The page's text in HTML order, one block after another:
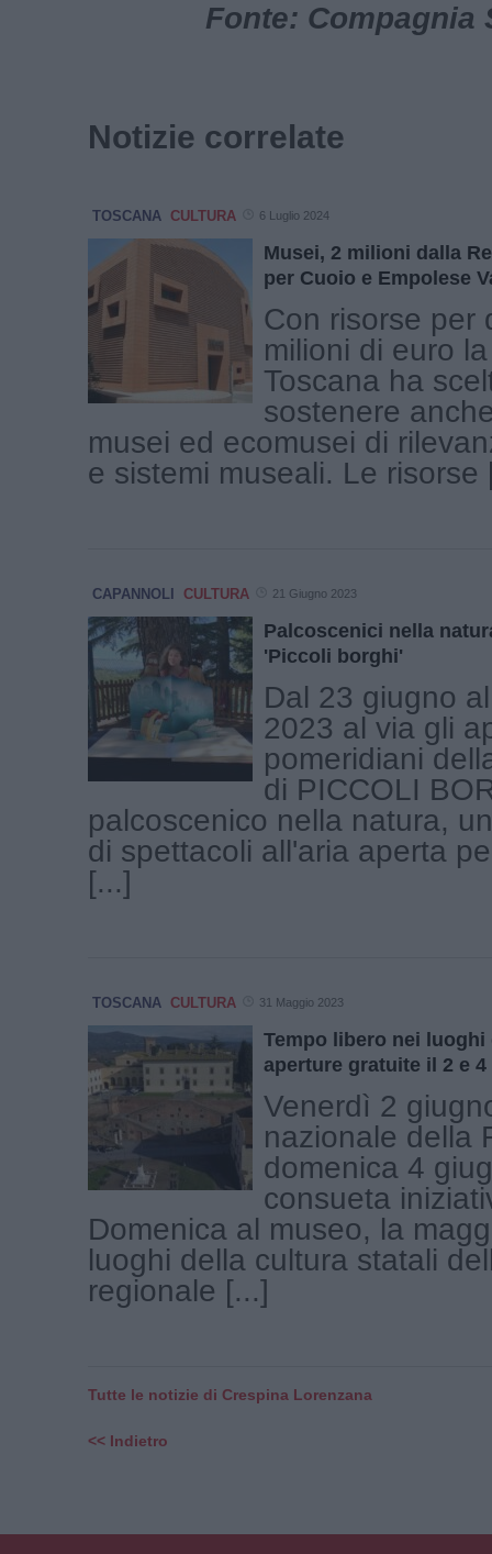
Fonte: Compagnia
Notizie correlate
TOSCANA CULTURA 6 Luglio 2024
Musei, 2 milioni dalla
per Cuoio e Empolese
Con risorse per
milioni di euro
Toscana ha
sostenere
musei ed ecomusei di
e sistemi museali. Le risorse
CAPANNOLI CULTURA 21 Giugno 2023
Palcoscenici nella
'Piccoli borghi'
Dal 23 giugno
2023 al via gli
pomeridiani
di PICCOLI
palcoscenico nella natura,
di spettacoli all'aria aperta
[...]
TOSCANA CULTURA 31 Maggio 2023
Tempo libero nei
aperture gratuite il 2 e
Venerdì 2
nazionale della
domenica 4
consueta
Domenica al museo, la
luoghi della cultura statali
regionale [...]
Tutte le notizie di Crespina Lorenzana
<< Indietro